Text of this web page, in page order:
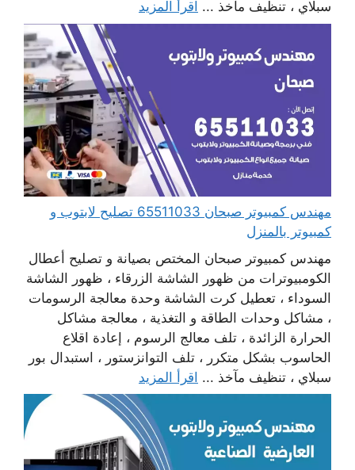
سبلاي ، تنظيف مآخذ ... اقرأ المزيد
مهندس كمبيوتر صبحان 65511033 تصليح لابتوب و
كمبيوتر بالمنزل
مهندس كمبيوتر صبحان المختص بصيانة و تصليح أعطال
الكومبيوترات من ظهور الشاشة الزرقاء ، ظهور الشاشة
السوداء ، تعطيل كرت الشاشة وحدة معالجة الرسومات
، مشاكل وحدات الطاقة و التغذية ، معالجة مشاكل
الحرارة الزائدة ، تلف معالج الرسوم ، إعادة اقلاع
الحاسوب بشكل متكرر ، تلف التوانزستور ، استبدال بور
سبلاي ، تنظيف مآخذ ... اقرأ المزيد